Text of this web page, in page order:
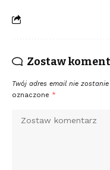
Zostaw
Twój adres email nie
oznaczone *